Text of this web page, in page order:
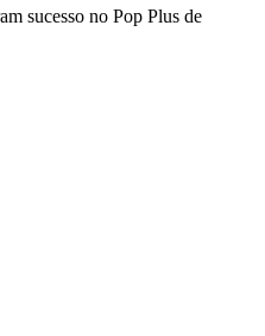
sucesso no Pop Plus de